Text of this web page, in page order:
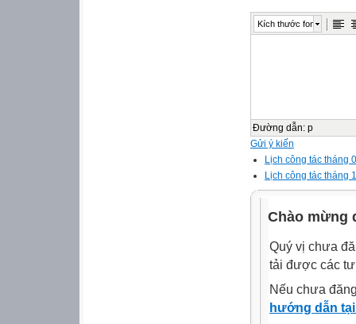
Kích thước font
Đường dẫn: p
Gửi ý kiến
Lịch công tác tháng
Lịch công tác tháng
Chào mừng
Quý vị chưa
tải được các
Nếu chưa
hướng dẫn